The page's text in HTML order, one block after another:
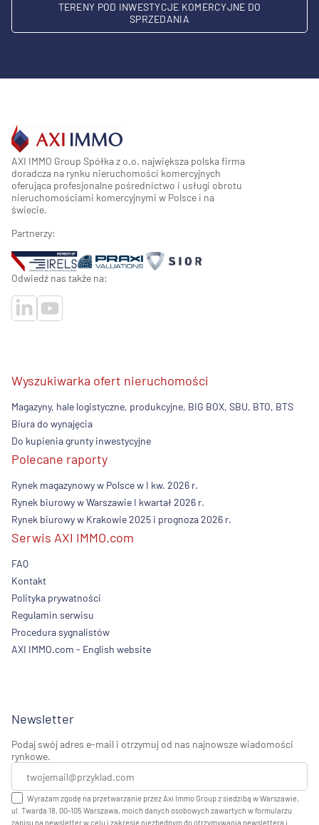
TERENY POD INWESTYCJE KOMERCYJNE DO
SPRZEDANIA
AXI IMMO Group Spółka z o.o. największa polska firma
doradcza na rynku nieruchomości komercyjnych
oferująca profesjonalne pośrednictwo i usługi obrotu
nieruchomościami komercyjnymi w Polsce i na
świecie.
Partnerzy:
Odwiedź nas także na:
Wyszukiwarka ofert nieruchomości
Magazyny, hale logistyczne, produkcyjne, BIG BOX, SBU, BTO, BTS
Biura do wynajęcia
Do kupienia grunty inwestycyjne
Polecane raporty
Rynek magazynowy w Polsce w I kw. 2026 r.
Rynek biurowy w Warszawie I kwartał 2026 r.
Rynek biurowy w Krakowie 2025 i prognoza 2026 r.
Serwis AXI IMMO.com
FAQ
Kontakt
Polityka prywatności
Regulamin serwisu
Procedura sygnalistów
AXI IMMO.com - English website
Newsletter
Podaj swój adres e-mail i otrzymuj od nas najnowsze wiadomości
rynkowe.
Wyrażam zgodę na przetwarzanie przez Axi Immo Group z siedzibą w Warszawie,
ul. Twarda 18, 00-105 Warszawa, moich danych osobowych zawartych w formularzu
zapisu na newsletter w celu i zakresie niezbędnym do otrzymywania newslettera i